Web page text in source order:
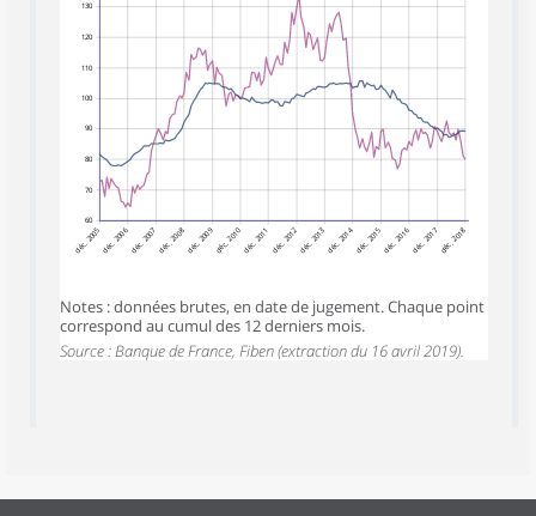
60
70
80
90
100
110
120
130
déc. 2005déc. 2006déc. 2007 déc. 2008déc. 2009déc. 2010déc. 2011 déc. 2012déc. 2013déc. 2014déc. 2015déc. 2016déc. 2017 déc. 2018
Notes : données brutes, en date de jugement. Chaque point
correspond au cumul des 12 derniers mois.
Source : Banque de France, Fiben (extraction du 16 avril 2019).